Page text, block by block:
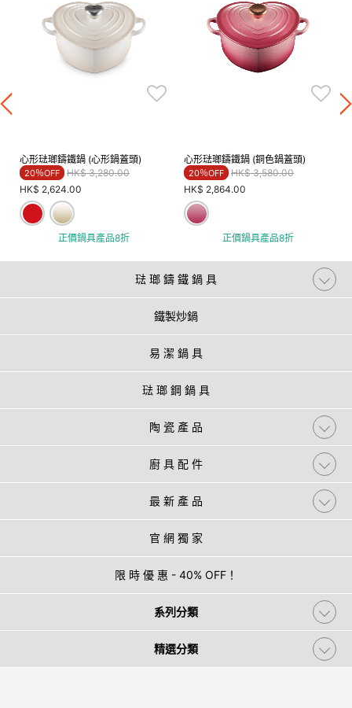
心形琺瑯鑄鐵鍋 (心形鍋蓋頭)
20％OFF Price reduced from
HK$ 3,280.00to
HK$ 2,624.00
正價鍋具產品8折
心形琺瑯鑄鐵鍋 (銅色鍋蓋頭)
20％OFF Price reduced from
HK$ 3,580.00to
HK$ 2,864.00
正價鍋具產品8折
琺 瑯 鑄 鐵 鍋 具
鐵製炒鍋
易 潔 鍋 具
琺 瑯 鋼 鍋 具
陶 瓷 產 品
廚 具 配 件
最 新 產 品
官 網 獨 家
限 時 優 惠 - 40% OFF！
系列分類
精選分類